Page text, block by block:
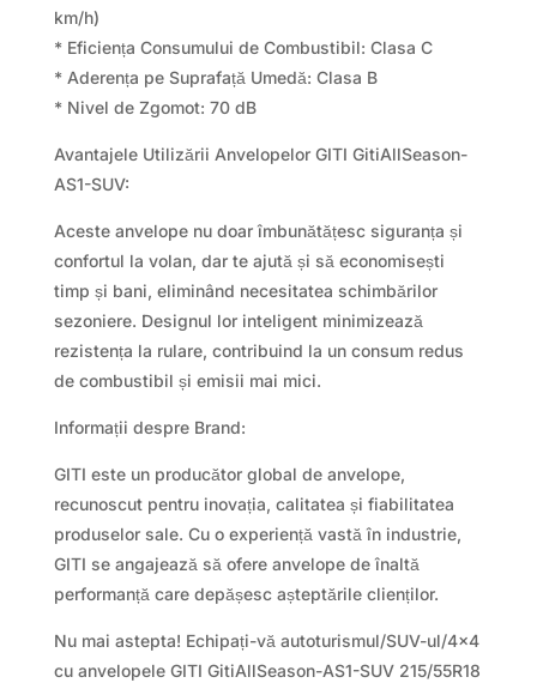
km/h)
* Eficiența Consumului de Combustibil: Clasa C
* Aderența pe Suprafață Umedă: Clasa B
* Nivel de Zgomot: 70 dB
Avantajele Utilizării Anvelopelor GITI GitiAllSeason-
AS1-SUV:
Aceste anvelope nu doar îmbunătățesc siguranța și
confortul la volan, dar te ajută și să economisești
timp și bani, eliminând necesitatea schimbărilor
sezoniere. Designul lor inteligent minimizează
rezistența la rulare, contribuind la un consum redus
de combustibil și emisii mai mici.
Informații despre Brand:
GITI este un producător global de anvelope,
recunoscut pentru inovația, calitatea și fiabilitatea
produselor sale. Cu o experiență vastă în industrie,
GITI se angajează să ofere anvelope de înaltă
performanță care depășesc așteptările clienților.
Nu mai astepta! Echipați-vă autoturismul/SUV-ul/4×4
cu anvelopele GITI GitiAllSeason-AS1-SUV 215/55R18